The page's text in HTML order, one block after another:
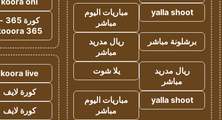
yalla shoot
مباريات اليوم
مباشر
برشلونة مباشر
ريال مدريد
مباشر
ريال مدريد
مباشر
يلا شوت
yalla shoot
مباريات اليوم
مباشر
كورة 365 -
365
koora live
كورة لايف
كورة لايف